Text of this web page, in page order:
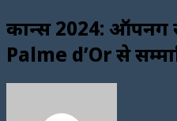
कान्स 2024: ऑपनिंग
Palme d’Or से